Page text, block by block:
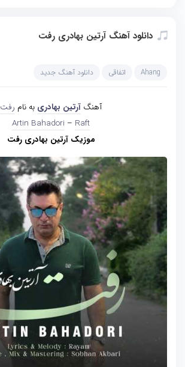
دانلود آهنگ آرتین بهادری رفت
Ahang اتفاقی دانلود آهنگ جدید
آهنگ آرتین بهادری به نام رفت
Artin Bahadori – Raft
موزیک آرتین بهادری رفت